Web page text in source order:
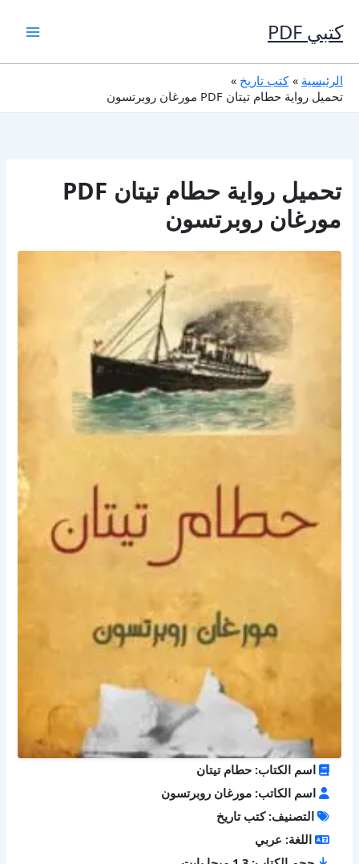
إلى
المحتوى
كتبي PDF
الرئيسية
كتب تاريخ
تحميل رواية حطام تيتان PDF مورغان روبرتسون
تحميل رواية حطام تيتان PDF
مورغان روبرتسون
اسم الكتاب: حطام تيتان
اسم الكاتب: مورغان روبرتسون
التصنيف: كتب تاريخ
اللغة: عربي